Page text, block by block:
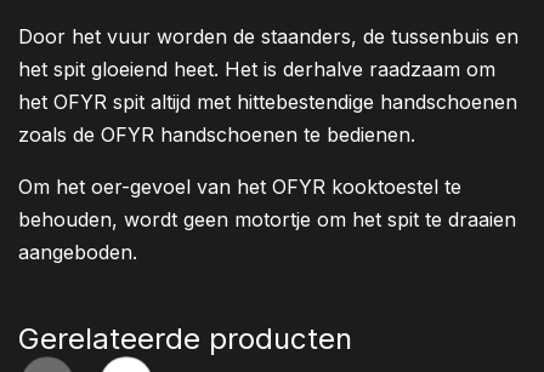
Door het vuur worden de staanders, de tussenbuis en
het spit gloeiend heet. Het is derhalve raadzaam om
het OFYR spit altijd met hittebestendige handschoenen
zoals de OFYR handschoenen te bedienen.
Om het oer-gevoel van het OFYR kooktoestel te
behouden, wordt geen motortje om het spit te draaien
aangeboden.
Gerelateerde producten